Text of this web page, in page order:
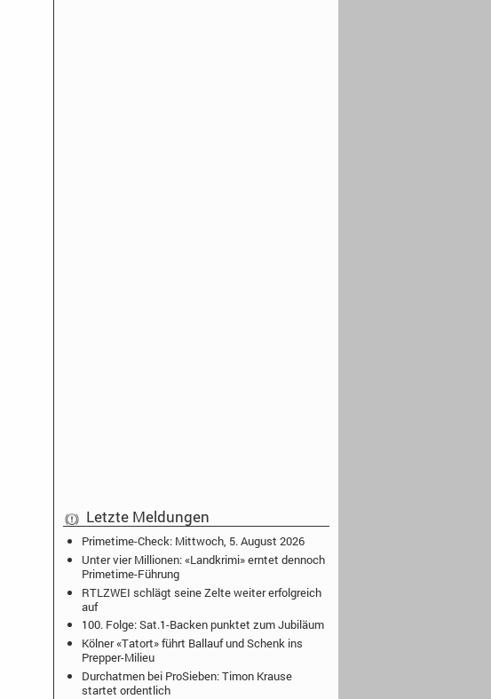
Letzte Meldungen
Primetime-Check: Mittwoch, 5. August 2026
Unter vier Millionen: «Landkrimi» erntet dennoch
Primetime-Führung
RTLZWEI schlägt seine Zelte weiter erfolgreich
auf
100. Folge: Sat.1-Backen punktet zum Jubiläum
Kölner «Tatort» führt Ballauf und Schenk ins
Prepper-Milieu
Durchatmen bei ProSieben: Timon Krause
startet ordentlich